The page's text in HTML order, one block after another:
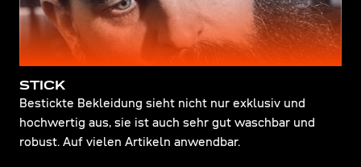
STICK
Bestickte Bekleidung sieht nicht nur exklusiv und
hochwertig aus, sie ist auch sehr gut waschbar und
robust. Auf vielen Artikeln anwendbar.